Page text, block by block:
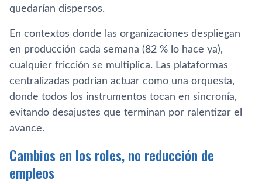
quedarían dispersos.
En contextos donde las organizaciones despliegan
en producción cada semana (82 % lo hace ya),
cualquier fricción se multiplica. Las plataformas
centralizadas podrían actuar como una orquesta,
donde todos los instrumentos tocan en sincronía,
evitando desajustes que terminan por ralentizar el
avance.
Cambios en los roles, no reducción de
empleos